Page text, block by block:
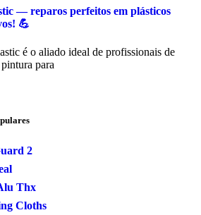
— reparos perfeitos em plásticos
💪
é o aliado ideal de profissionais de
para
2
Thx
Cloths